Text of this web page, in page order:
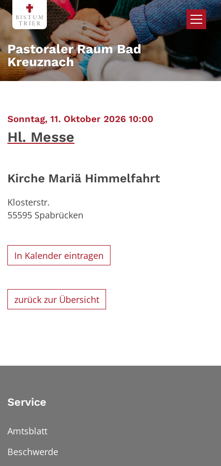
Zum Inhalt springen
Pastoraler Raum Bad
Kreuznach
Sonntag, 11. Oktober 2026 10:00
Hl. Messe
Kirche Mariä Himmelfahrt
Klosterstr.
55595 Spabrücken
In Kalender eintragen
zurück zur Übersicht
Service
Amtsblatt
Beschwerde